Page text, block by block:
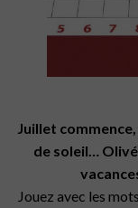
Juillet
de soleil…
Jouez avec les